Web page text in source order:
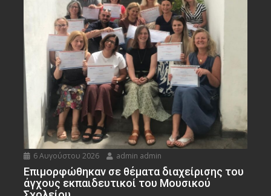
6 Αυγούστου 2026 admin admin
Eπιμορφώθηκαν σε θέματα διαχείρισης του
άγχους εκπαιδευτικοί του Μουσικού